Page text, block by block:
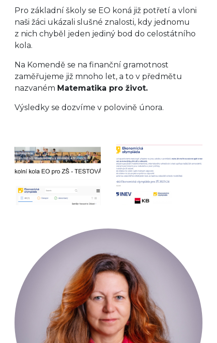
Pro základní školy se EO koná již potřetí a vloni
naši žáci ukázali slušné znalosti, kdy jednomu
z nich chyběl jeden jediný bod do celostátního
kola.
Na Komendě se na finanční gramotnost
zaměřujeme již mnoho let, a to v předmětu
nazvaném Matematika pro život.
Výsledky se dozvíme v polovině února.